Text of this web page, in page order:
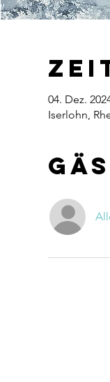
04. Dez.
Iserlohn,